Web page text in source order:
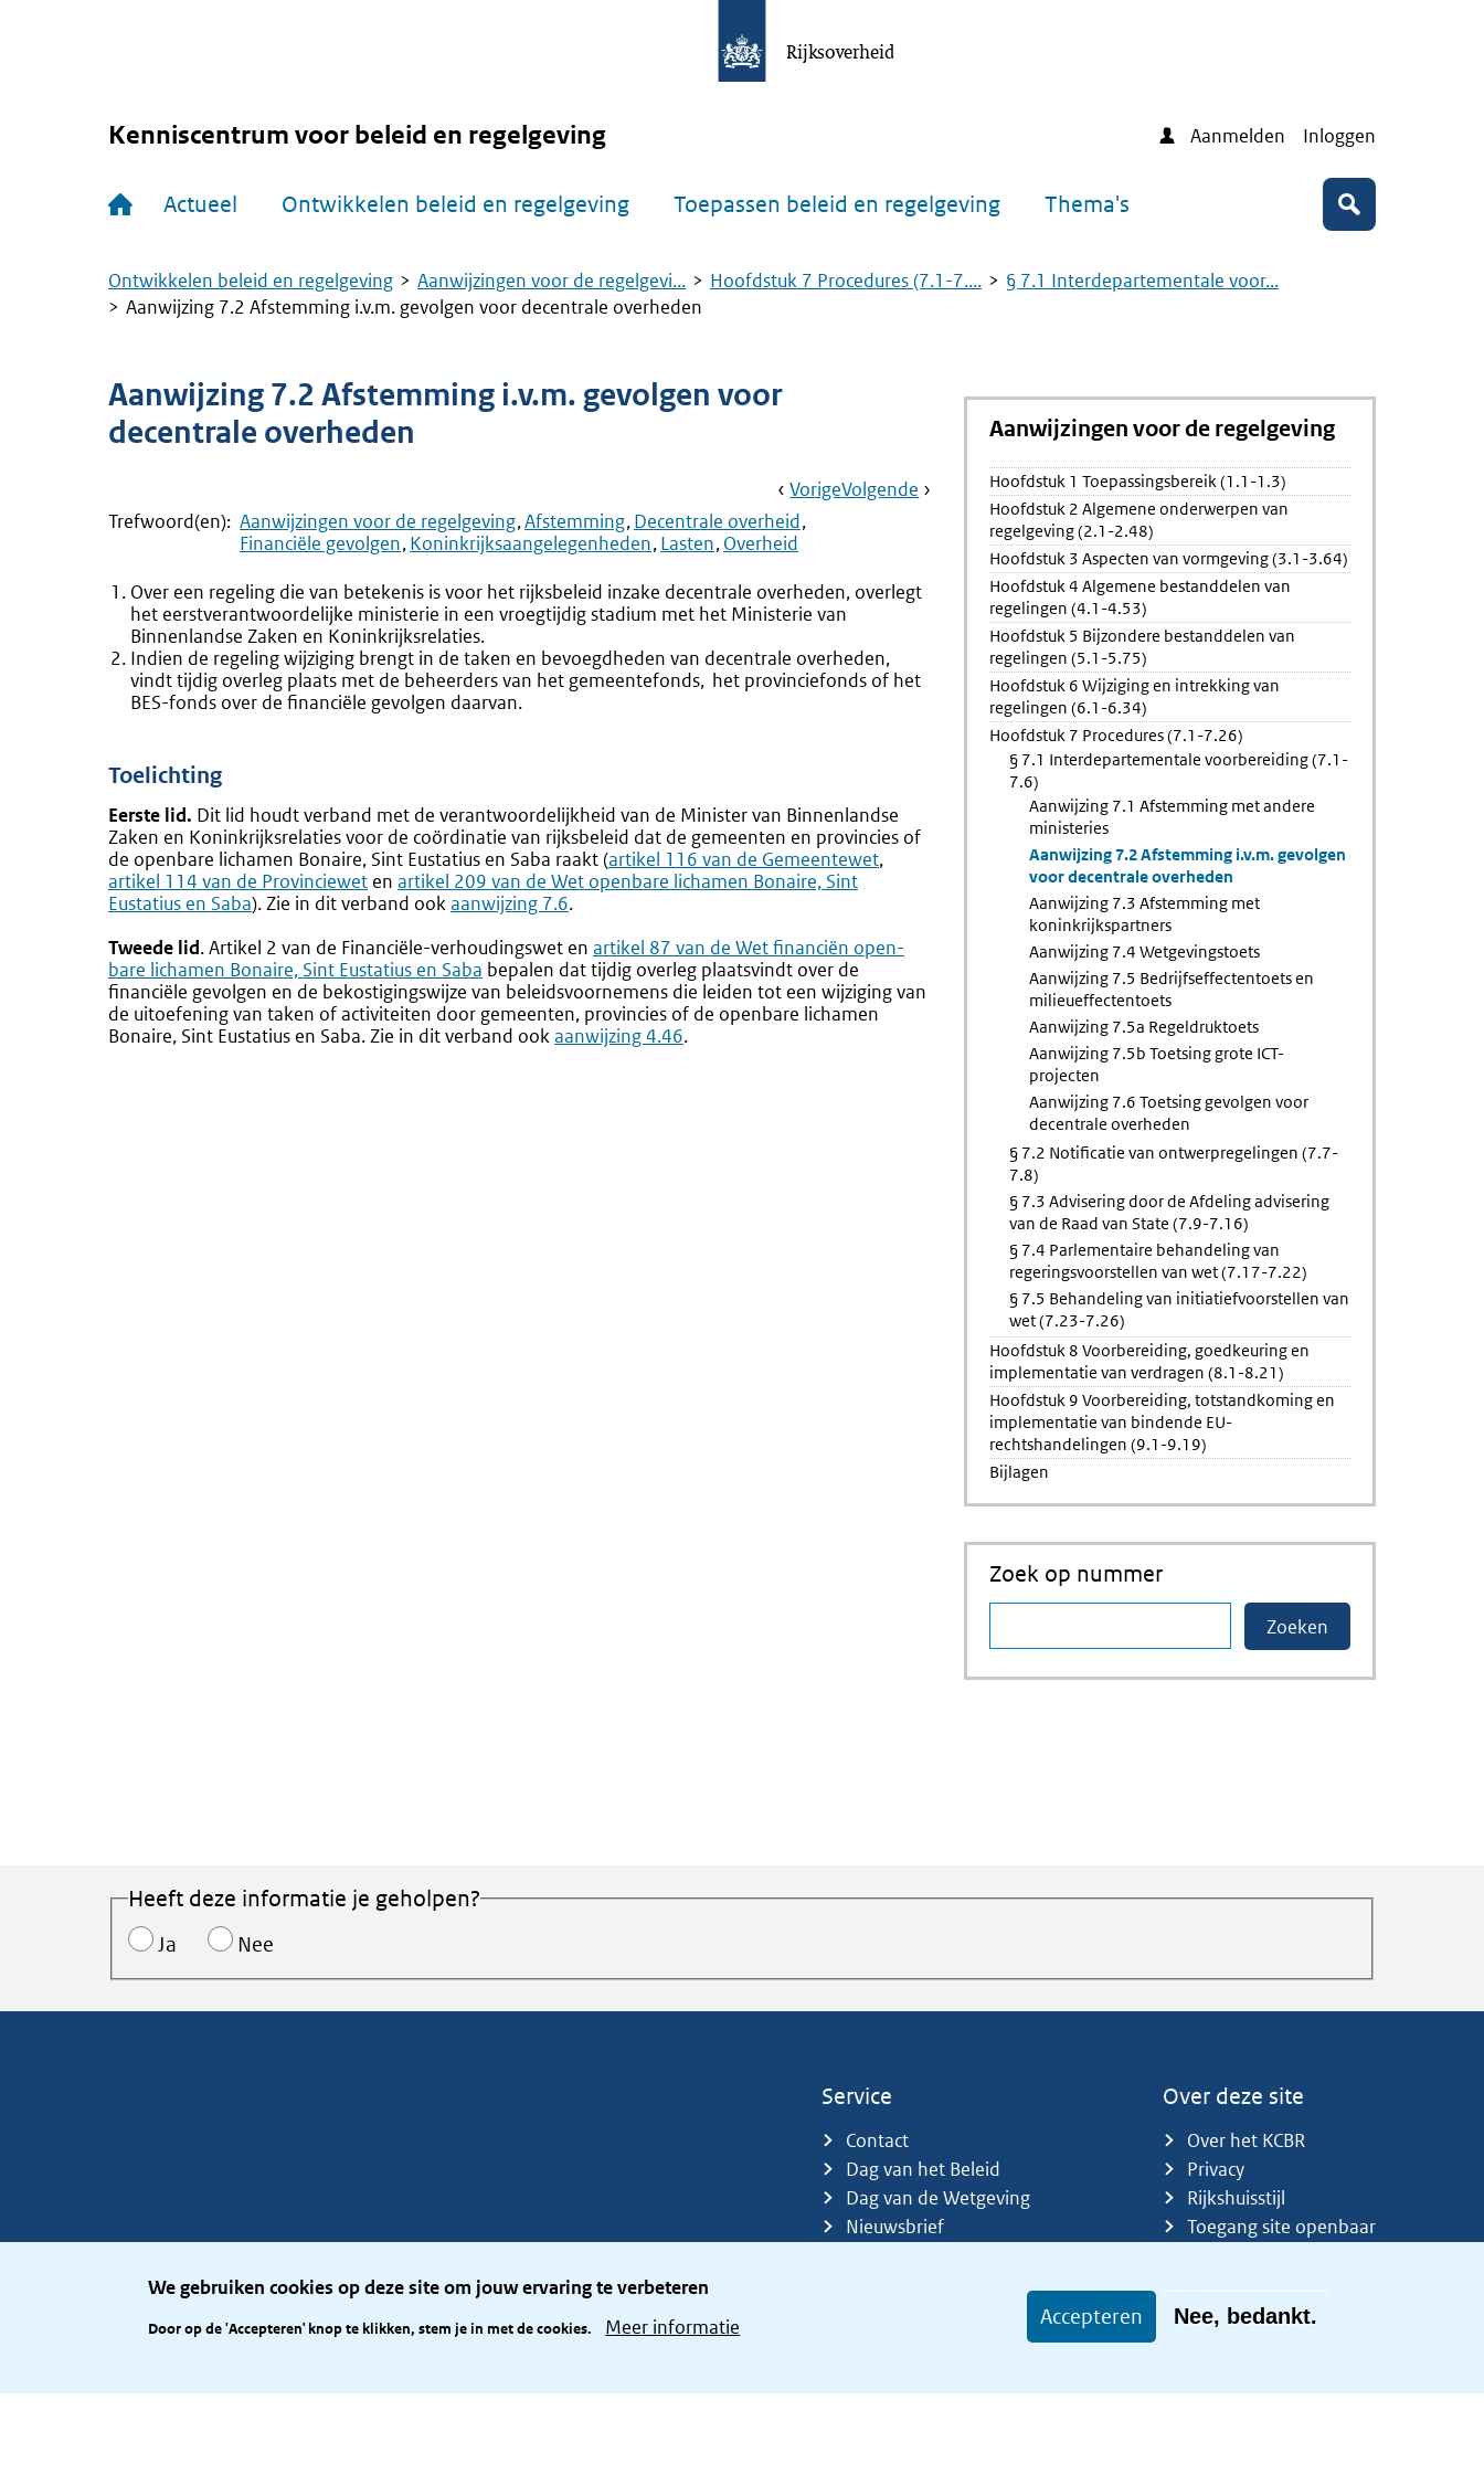
We gebruiken cookies op deze site om jouw ervaring te verbeteren
Door op de 'Accepteren' knop te klikken, stem je in met de cookies. Meer informatie Accepteren Nee, bedankt.
Rijksoverheid
Kenniscentrum voor beleid en regelgeving Aanmelden Inloggen
Actueel Ontwikkelen beleid en regelgeving Toepassen beleid en regelgeving Thema's Zoeken
Kruimelpad
Ontwikkelen beleid en regelgeving Aanwijzingen voor de regelgevi... Hoofdstuk 7 Procedures (7.1-7....
§ 7.1 Interdepartementale voor...
Aanwijzing 7.2 Afstemming i.v.m. gevolgen voor decentrale overheden
Aanwijzing 7.2 Afstemming i.v.m. gevolgen voor
decentrale overheden
Book
Navigation
Ga
Naar
VorigePagina:
Andere
Ministeries
Ga
Volgende Pagina:
Aanwijzing
Afstemming
Koninkrijkspartners
Trefwoord(en): Aanwijzingen voor de regelgeving Afstemming Decentrale overheid
Financiële gevolgen Koninkrijksaangelegenheden Lasten Overheid
Over een regeling die van betekenis is voor het rijksbeleid inzake decentrale overheden, overlegt
het eerstverantwoordelijke ministerie in een vroegtijdig stadium met het Ministerie van
Binnenlandse Zaken en Koninkrijksrelaties.
Indien de regeling wijziging brengt in de taken en bevoegdheden van decentrale overheden,
vindt tijdig overleg plaats met de beheerders van het gemeentefonds, het provinciefonds of het
BES-fonds over de financiële gevolgen daarvan.
Toelichting
Eerste lid. Dit lid houdt verband met de verantwoordelijkheid van de Minister van Binnenlandse
Zaken en Koninkrijksrelaties voor de coördinatie van rijksbeleid dat de gemeenten en provincies of
de openbare lichamen Bonaire, Sint Eustatius en Saba raakt (Externe
link:
artikel 116 van de Gemeentewet,
artikel 114 van de Provinciewet en Externe
link:
artikel 209 van de Wet openbare lichamen Bonaire, Sint
Eustatius en Saba). Zie in dit verband ookaanwijzing 7.6.
Tweede lid. Artikel 2 van de Financiële-verhoudingswet en Externe
link:
artikel 87 van de Wet financiën open­
bare lichamen Bonaire, Sint Eustatius en Saba bepalen dat tijdig overleg plaatsvindt over de
financiële gevolgen en de bekostigingswijze van beleidsvoornemens die leiden tot een wijziging van
de uitoefening van taken of activiteiten door gemeenten, provincies of de openbare lichamen
Bonaire, Sint Eustatius en Saba. Zie in dit verband ookaanwijzing 4.46.
Aanwijzingen voor de regelgeving
Hoofdstuk 1 Toepassingsbereik (1.1-1.3)
Hoofdstuk 2 Algemene onderwerpen van
regelgeving (2.1-2.48)
Hoofdstuk 3 Aspecten van vormgeving (3.1-3.64)
Hoofdstuk 4 Algemene bestanddelen van
regelingen (4.1-4.53)
Hoofdstuk 5 Bijzondere bestanddelen van
regelingen (5.1-5.75)
Hoofdstuk 6 Wijziging en intrekking van
regelingen (6.1-6.34)
Hoofdstuk 7 Procedures (7.1-7.26)
§ 7.1 Interdepartementale voorbereiding (7.1-
7.6)
Aanwijzing 7.1 Afstemming met andere
ministeries
Aanwijzing 7.2 Afstemming i.v.m. gevolgen
voor decentrale overheden
Aanwijzing 7.3 Afstemming met
koninkrijkspartners
Aanwijzing 7.4 Wetgevingstoets
Aanwijzing 7.5 Bedrijfseffectentoets en
milieueffectentoets
Aanwijzing 7.5a Regeldruktoets
Aanwijzing 7.5b Toetsing grote ICT-
projecten
Aanwijzing 7.6 Toetsing gevolgen voor
decentrale overheden
§ 7.2 Notificatie van ontwerpregelingen (7.7-
7.8)
§ 7.3 Advisering door de Afdeling advisering
van de Raad van State (7.9-7.16)
§ 7.4 Parlementaire behandeling van
regeringsvoorstellen van wet (7.17-7.22)
§ 7.5 Behandeling van initiatiefvoorstellen van
wet (7.23-7.26)
Hoofdstuk 8 Voorbereiding, goedkeuring en
implementatie van verdragen (8.1-8.21)
Hoofdstuk 9 Voorbereiding, totstandkoming en
implementatie van bindende EU-
rechtshandelingen (9.1-9.19)
Bijlagen
Zoek op nummer
Heeft deze informatie je geholpen?
Ja Nee
Service
Contact
Dag van het Beleid
Dag van de Wetgeving
Nieuwsbrief
Over deze site
Over het KCBR
Privacy
Rijkshuisstijl
Toegang site openbaar